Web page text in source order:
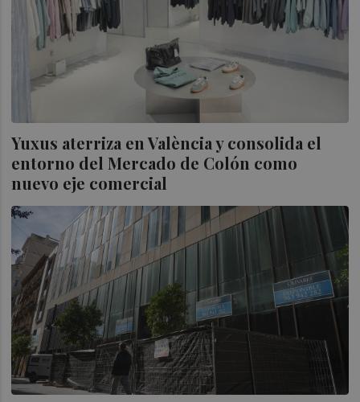
Yuxus aterriza en València y consolida el
entorno del Mercado de Colón como
nuevo eje comercial